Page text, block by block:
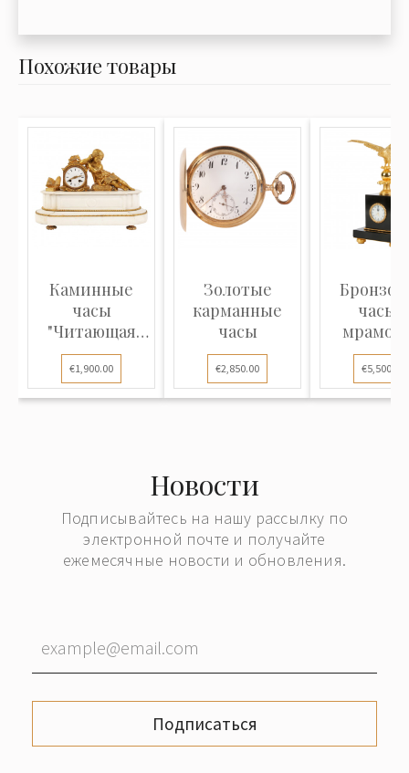
Похожие товары
Каминные
часы
"Читающая
девочка"
€1,900.00
Золотые
карманные
часы
€2,850.00
часы с
"Орёл,
€5,500.00
Новости
Подписывайтесь на нашу рассылку по
электронной почте и получайте
ежемесячные новости и обновления.
Подписаться